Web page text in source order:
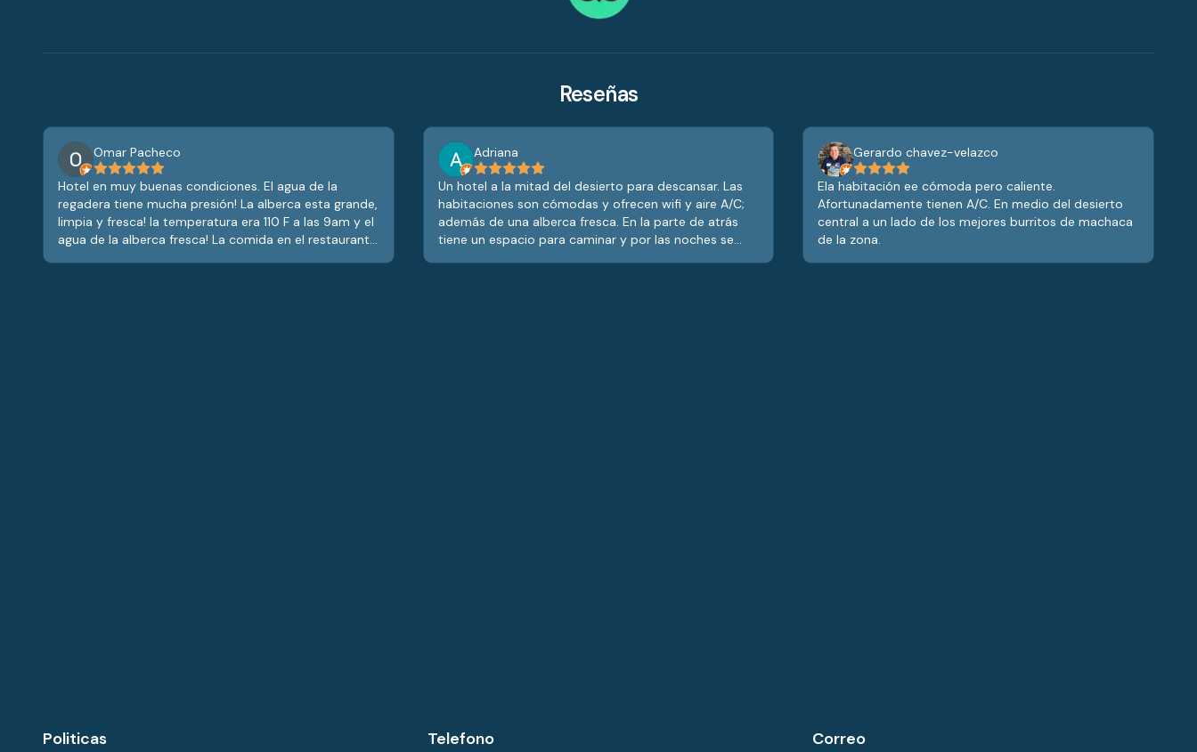
Reseñas
Omar Pacheco
Hotel en muy buenas condiciones. El agua de la
regadera tiene mucha presión! La alberca esta grande,
limpia y fresca! la temperatura era 110 F a las 9am y el
agua de la alberca fresca! La comida en el restaurante
Adriana
Un hotel a la mitad del desierto para descansar. Las
habitaciones son cómodas y ofrecen wifi y aire A/C;
además de una alberca fresca. En la parte de atrás
tiene un espacio para caminar y por las noches se
Gerardo chavez-velazco
Ela habitación ee cómoda pero caliente.
Afortunadamente tienen A/C. En medio del desierto
central a un lado de los mejores burritos de machaca
de la zona.
Politicas Telefono Correo